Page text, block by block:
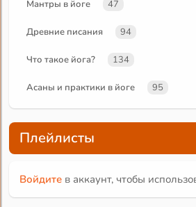
Мантры в йоге 47
Древние писания 94
Что такое йога? 134
Асаны и практики в йоге 95
Плейлисты
Войдите в аккаунт, чтобы